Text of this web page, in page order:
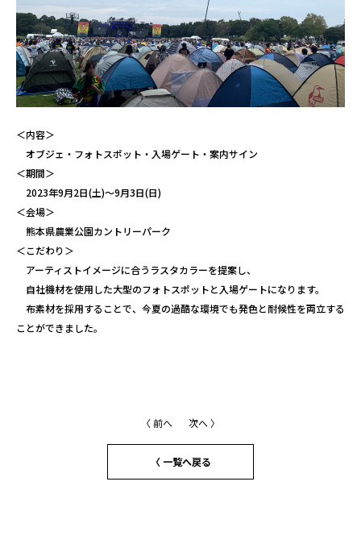
＜内容＞
オブジェ・フォトスポット・入場ゲート・案内サイン
＜期間＞
2023年9月2日(土)～9月3日(日)
＜会場＞
熊本県農業公園カントリーパーク
＜こだわり＞
アーティストイメージに合うラスタカラーを提案し、
自社機材を使用した大型のフォトスポットと入場ゲートになります。
布素材を採用することで、今夏の過酷な環境でも発色と耐候性を両立する
ことができました。
〈 前へ 次へ 〉
〈 一覧へ戻る